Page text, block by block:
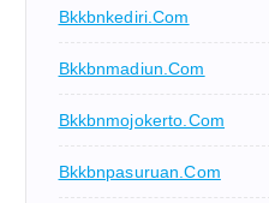
Bkkbnkediri.com
Bkkbnmadiun.com
Bkkbnmojokerto.com
Bkkbnpasuruan.com